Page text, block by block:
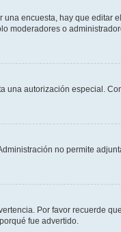
encuesta, hay que editar
moderadores o
autorización especial.
no permite
Por favor recuerde
fue advertido.